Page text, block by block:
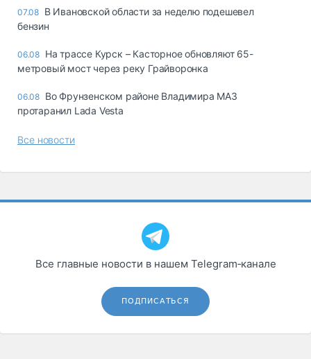
07.08 В Ивановской области за неделю подешевел
бензин
06.08 На трассе Курск – Касторное обновляют 65-
метровый мост через реку Грайворонка
06.08 Во Фрунзенском районе Владимира МАЗ
протаранил Lada Vesta
Все новости
Все главные новости в нашем Telegram‑канале
ПОДПИСАТЬСЯ